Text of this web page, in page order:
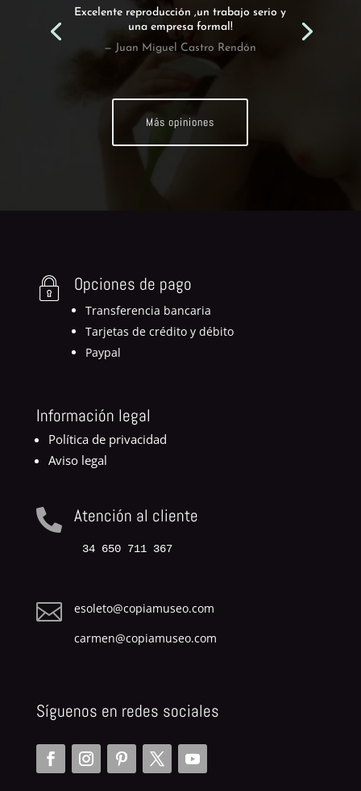
Excelente reproducción ,un trabajo serio y
una empresa formal!
— Juan Miguel Castro Rendón
Más opiniones
Opciones de pago
Transferencia bancaria
Tarjetas de crédito y débito
Paypal
Información legal
Política de privacidad
Aviso legal
 Atención al cliente
34 650 711 367

esoleto@copiamuseo.com
carmen@copiamuseo.com
Síguenos en redes sociales